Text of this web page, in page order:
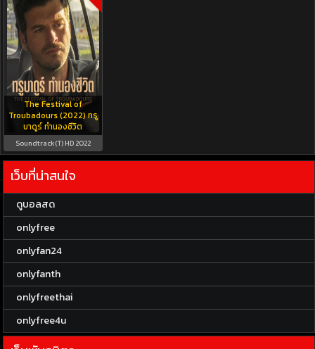
The Festival of
Troubadours (2022) ทรู
บาดูร์ ทำนองชีวิต
Soundtrack(T) HD 2022
เว็บที่น่าสนใจ
ดูบอลสด
onlyfree
onlyfan24
onlyfanth
onlyfreethai
onlyfree4u